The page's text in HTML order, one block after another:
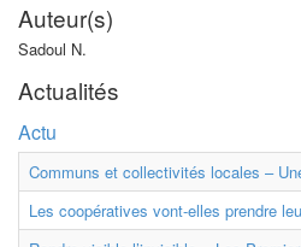
Auteur(s)
Sadoul N.
Actualités
Actu
Communs et collectivités locales –
Les coopératives vont-elles prendre